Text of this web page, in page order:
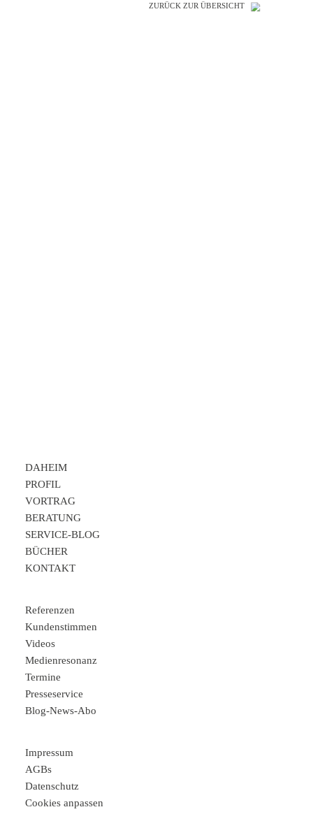
ZURÜCK ZUR ÜBERSICHT
DAHEIM
PROFIL
VORTRAG
BERATUNG
SERVICE-BLOG
BÜCHER
KONTAKT
Referenzen
Kundenstimmen
Videos
Medienresonanz
Termine
Presseservice
Blog-News-Abo
Impressum
AGBs
Datenschutz
Cookies anpassen